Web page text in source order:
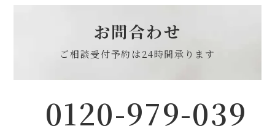
お問合わせ
ご相談受付予約は24時間承ります
0120-979-039